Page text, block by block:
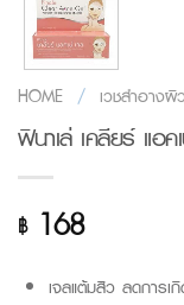
HOME / เวชสำอาง
ฟินาเล่ เคลียร์ แอ
฿168
เจลแต้มสิว ลดการเ